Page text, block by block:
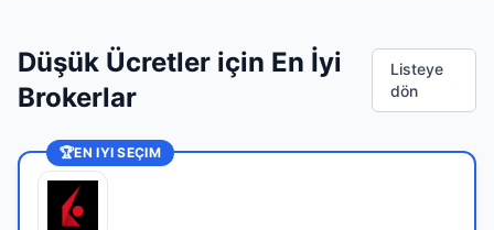
Düşük Ücretler için En İyi
Brokerlar
Listeye
dön
🏆EN IYI SEÇIM